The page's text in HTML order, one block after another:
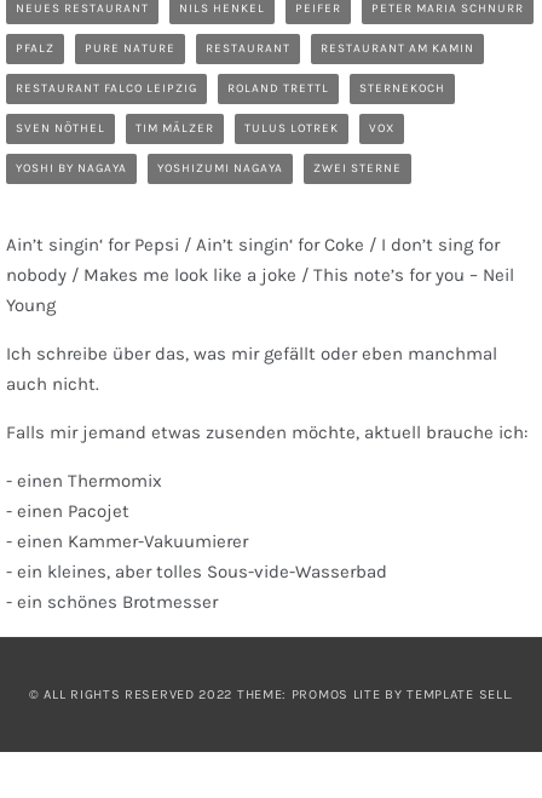
NEUES RESTAURANT NILS HENKEL PEIFER PETER MARIA SCHNURR
PFALZ PURE NATURE RESTAURANT RESTAURANT AM KAMIN
RESTAURANT FALCO LEIPZIG ROLAND TRETTL STERNEKOCH
SVEN NÖTHEL TIM MÄLZER TULUS LOTREK VOX
YOSHI BY NAGAYA YOSHIZUMI NAGAYA ZWEI STERNE
Ain’t singin‘ for Pepsi / Ain’t singin‘ for Coke / I don’t sing for
nobody / Makes me look like a joke / This note’s for you – Neil
Young
Ich schreibe über das, was mir gefällt oder eben manchmal
auch nicht.
Falls mir jemand etwas zusenden möchte, aktuell brauche ich:
- einen Thermomix
- einen Pacojet
- einen Kammer-Vakuumierer
- ein kleines, aber tolles Sous-vide-Wasserbad
- ein schönes Brotmesser
© ALL RIGHTS RESERVED 2022 THEME: PROMOS LITE BYTEMPLATE SELL.